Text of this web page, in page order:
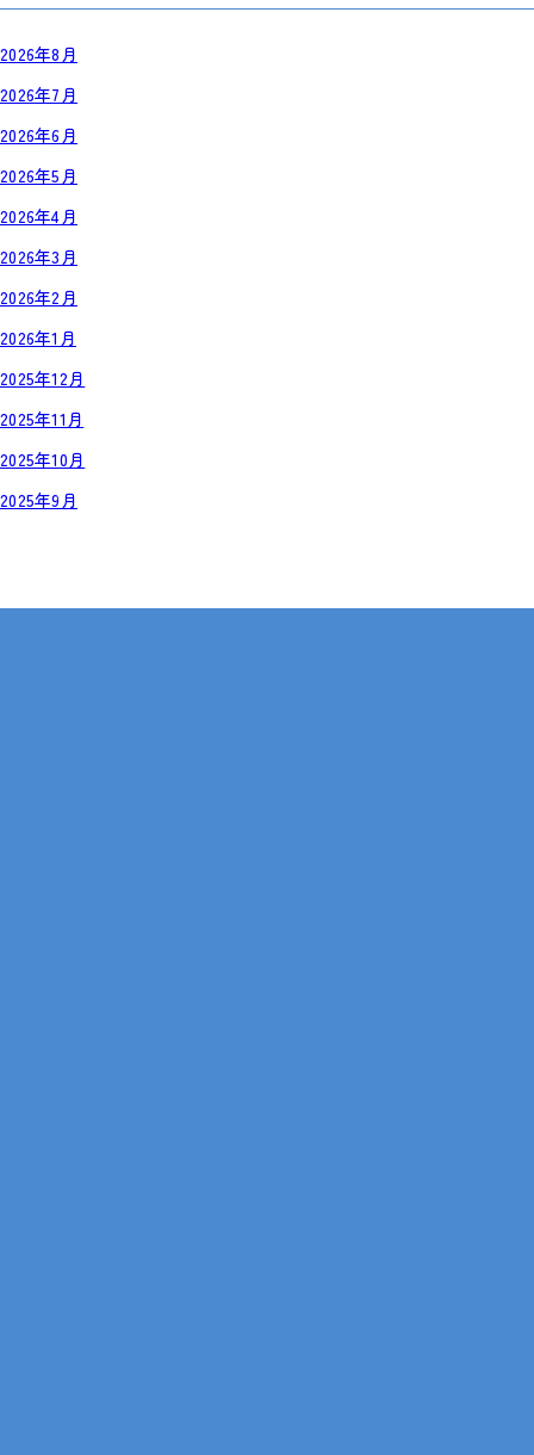
2026年8月
2026年7月
2026年6月
2026年5月
2026年4月
2026年3月
2026年2月
2026年1月
2025年12月
2025年11月
2025年10月
2025年9月